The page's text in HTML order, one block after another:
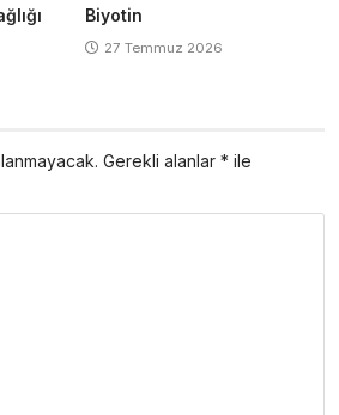
Biyotin
27 Temmuz 2026
Gerekli alanlar * ile